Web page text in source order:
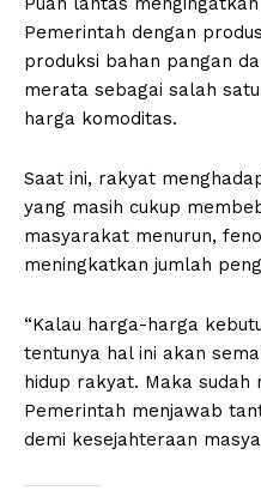
Pemerintah dengan
produksi bahan pangan
merata sebagai salah
harga komoditas.
Saat ini, rakyat
yang masih cukup
masyarakat menurun,
meningkatkan jumlah
“Kalau harga-harga
tentunya hal ini akan
hidup rakyat. Maka sudah
Pemerintah menjawab
demi kesejahteraan